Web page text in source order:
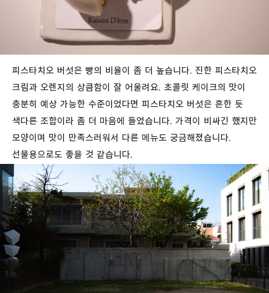
피스타치오 버섯은 빵의 비율이 좀 더 높습니다. 진한 피스타치오
크림과 오렌지의 상큼함이 잘 어울려요. 초콜릿 케이크의 맛이
충분히 예상 가능한 수준이었다면 피스타치오 버섯은 흔한 듯
색다른 조합이라 좀 더 마음에 들었습니다. 가격이 비싸긴 했지만
모양이며 맛이 만족스러워서 다른 메뉴도 궁금해졌습니다.
선물용으로도 좋을 것 같습니다.